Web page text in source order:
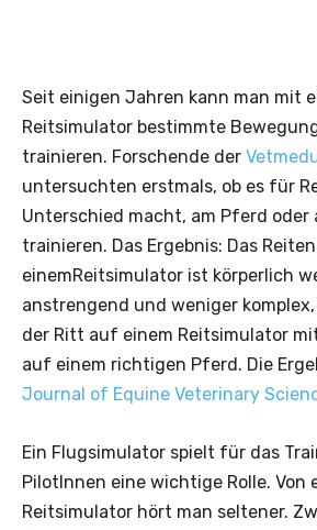
Seit einigen Jahren kann man mit
Reitsimulator bestimmte
trainieren. Forschende der
untersuchten erstmals, ob es für
Unterschied macht, am Pferd oder
trainieren. Das Ergebnis: Das
einemReitsimulator ist körperlich
anstrengend und weniger
der Ritt auf einem Reitsimulator
auf einem richtigen Pferd. Die
Journal of Equine Veterinary
Ein Flugsimulator spielt für das
PilotInnen eine wichtige Rolle. Von
Reitsimulator hört man seltener.